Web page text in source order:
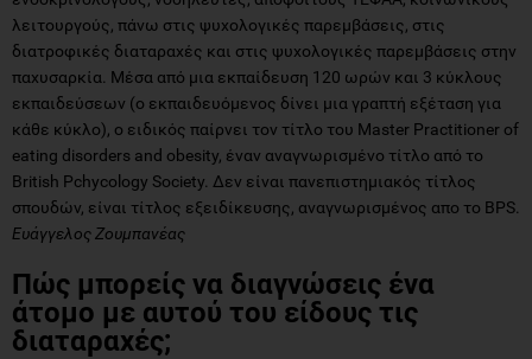
λειτουργούς, πάνω στις ψυχολογικές παρεμβάσεις, στις
διατροφικές διαταραχές και στις ψυχολογικές παρεμβάσεις στην
παχυσαρκία. Μέσα από μια εκπαίδευση 120 ωρών και 3 κύκλους
εκπαιδεύσεων (ο εκπαιδευόμενος δίνει μια γραπτή εξέταση για
κάθε κύκλο), ο ειδικός παίρνει τον τίτλο του Master Practitioner of
eating disorders and obesity, έναν αναγνωρισμένο τίτλο από το
British Pchycology Society. Δεν είναι πανεπιστημιακός τίτλος
σπουδών, είναι τίτλος εξειδίκευσης, αναγνωρισμένος απο το BPS.
Ευάγγελος Ζουμπανέας
Πώς μπορείς να διαγνώσεις ένα
άτομο με αυτού του είδους τις
διαταραχές;